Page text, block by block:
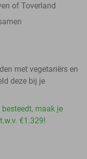
of Toverland
met vegetariërs en
deze bij je
maak je
€1.329!